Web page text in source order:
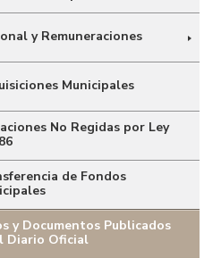
y Remuneraciones
Municipales
No Regidas por Ley
de Fondos
y Documentos Publicados
Diario Oficial